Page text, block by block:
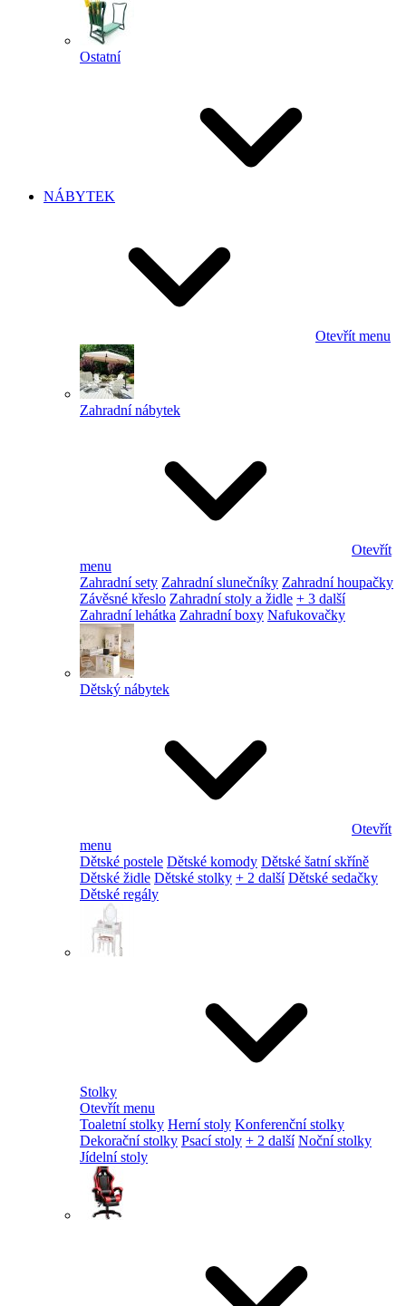
Ostatní
NÁBYTEK
Otevřít menu
Zahradní nábytek
Otevřít
menu
Zahradní sety Zahradní slunečníky Zahradní houpačky
Závěsné křeslo Zahradní stoly a židle + 3 další
Zahradní lehátka Zahradní boxy Nafukovačky
Dětský nábytek
Otevřít
menu
Dětské postele Dětské komody Dětské šatní skříně
Dětské židle Dětské stolky + 2 další Dětské sedačky
Dětské regály
Stolky
Otevřít menu
Toaletní stolky Herní stoly Konferenční stolky
Dekorační stolky Psací stoly + 2 další Noční stolky
Jídelní stoly